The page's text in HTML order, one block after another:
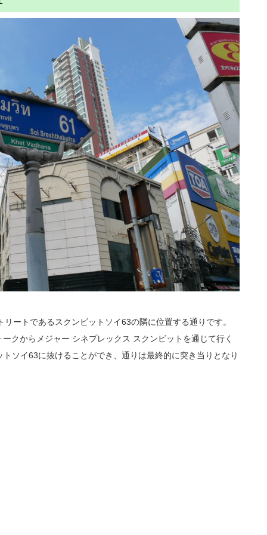
ートであるスクンビットソイ63の隣に位置する通りです。
クからメジャー シネプレックス スクンビットを通じて行く
ソイ63に抜けることができ、通りは最終的に突き当りとなり